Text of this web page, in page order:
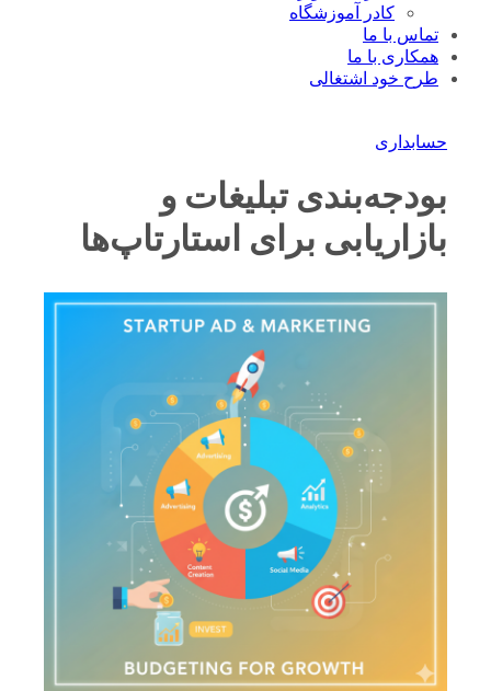
کادر آموزشگاه
تماس با ما
همکاری با ما
طرح خود اشتغالی
حسابداری
بودجه‌بندی تبلیغات و
بازاریابی برای استارتاپ‌ها